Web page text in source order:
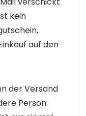
kein
auf den
der Versand
Person